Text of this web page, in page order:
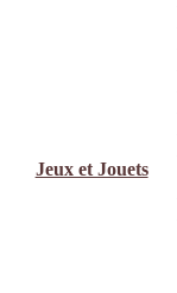
Jeux et Jouets